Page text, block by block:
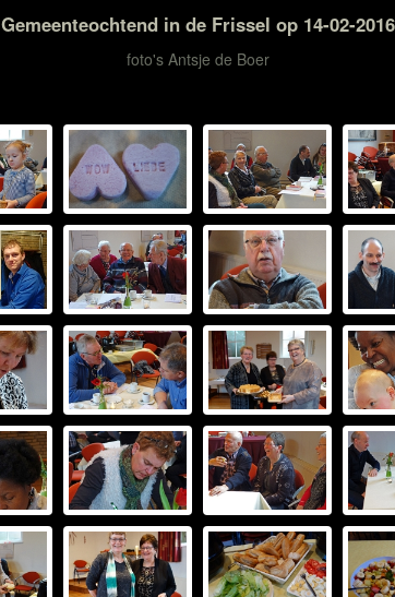
Gemeenteochtend in de Frissel op 14-02-2016
foto's Antsje de Boer